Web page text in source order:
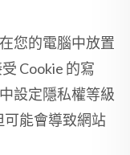
您的電腦中放置
Cookie 的寫
設定隱私權等級
可能會導致網站